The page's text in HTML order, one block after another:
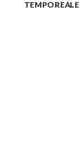
TEMPO REALE